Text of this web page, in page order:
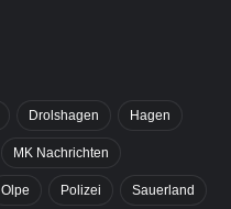
Drolshagen Hagen
MK Nachrichten
Olpe Polizei Sauerland